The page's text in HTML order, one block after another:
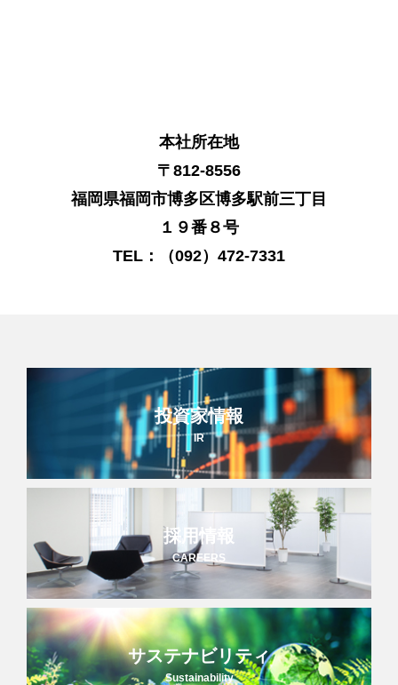
本社所在地
〒812-8556
福岡県福岡市博多区博多駅前三丁目
１９番８号
TEL：（092）472-7331
投資家情報
IR
採用情報
CAREERS
サステナビリティ
Sustainability